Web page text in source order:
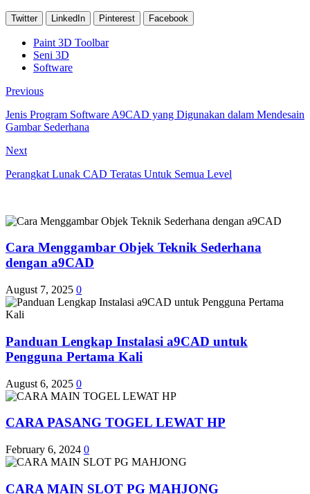
Twitter LinkedIn Pinterest Facebook
Paint 3D Toolbar
Seni 3D
Software
Previous
Jenis Program Software A9CAD yang Digunakan dalam Mendesain
Gambar Sederhana
Next
Perangkat Lunak CAD Teratas Untuk Semua Level
Cara Menggambar Objek Teknik Sederhana
dengan a9CAD
August 7, 2025 0
Panduan Lengkap Instalasi a9CAD untuk
Pengguna Pertama Kali
August 6, 2025 0
CARA PASANG TOGEL LEWAT HP
February 6, 2024 0
CARA MAIN SLOT PG MAHJONG